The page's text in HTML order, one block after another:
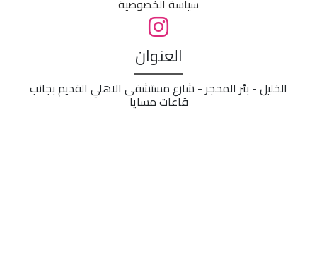
العنوان
الخليل - بئر المحجر - شارع مستشفى الاهلي القديم بجانب
قاعات مسايا